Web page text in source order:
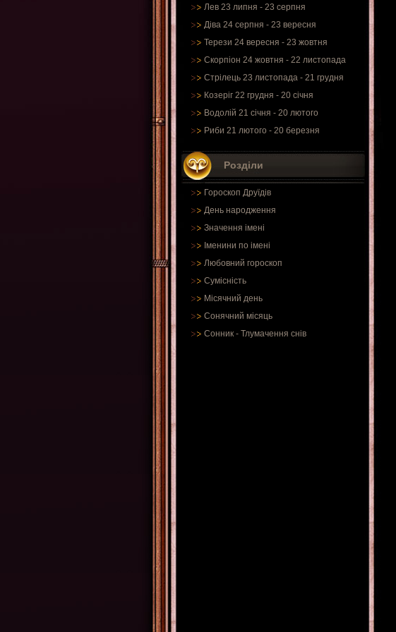
Лев 23 липня - 23 серпня
Діва 24 серпня - 23 вересня
Терези 24 вересня - 23 жовтня
Скорпіон 24 жовтня - 22 листопада
Стрілець 23 листопада - 21 грудня
Козеріг 22 грудня - 20 січня
Водолій 21 січня - 20 лютого
Риби 21 лютого - 20 березня
Розділи
Гороскоп Друїдів
День народження
Значення імені
Іменини по імені
Любовний гороскоп
Сумісність
Місячний день
Сонячний місяць
Сонник - Тлумачення снів